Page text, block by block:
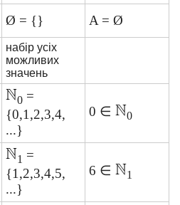
Ø = {} A = Ø
набір усіх
можливих
значень
0 =
{0,1,2,3,4,
...}
0 ∈ 0
1 =
{1,2,3,4,5,
...}
6 ∈ 1